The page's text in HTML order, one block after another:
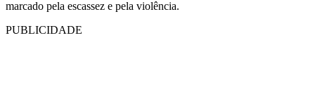
marcado pela escassez e pela violência.
PUBLICIDADE